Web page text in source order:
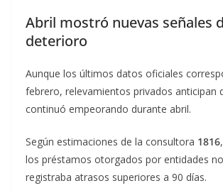
Abril mostró nuevas señales
deterioro
Aunque los últimos datos oficiales
febrero, relevamientos privados anticipan
continuó empeorando durante abril.
Según estimaciones de la consultora 1816
los préstamos otorgados por entidades
registraba atrasos superiores a 90 días.